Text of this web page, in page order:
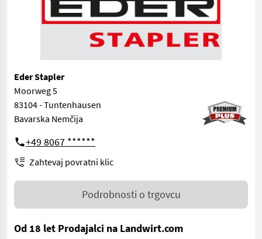
Eder Stapler
Moorweg 5
83104 - Tuntenhausen
Bavarska Nemčija
+49 8067 ******
Zahtevaj povratni klic
Podrobnosti o trgovcu
Od 18 let Prodajalci na Landwirt.com